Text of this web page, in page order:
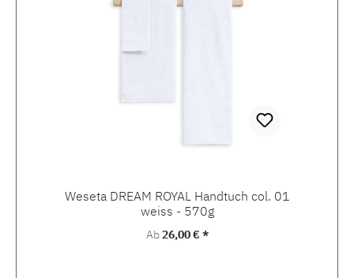
Weseta DREAM ROYAL Handtuch col. 01
weiss - 570g
Regulärer Preis:
Ab26,00 € *